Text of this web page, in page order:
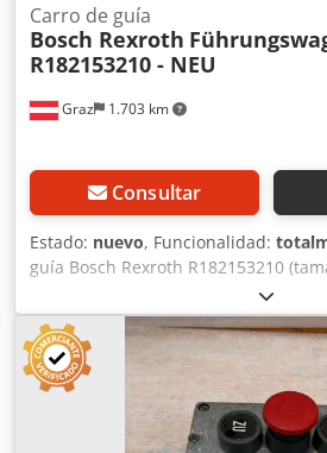
Graz 1.703 km
Carro de guía
Bosch Rexroth
R182153210 - NEU
Consultar
Estado: nuevo, Funcionalidad:
guía Bosch Rexroth R182153210
embalaje original Descripción: Se
nuevos Bosch Rexroth R Runner
rodillos de acero al carbono). Los
calidad proceden de una liquidación
encuentran en perfectas
Dswa Datos técnicos: • Fabricante:
Número de modelo/tipo: R182153210